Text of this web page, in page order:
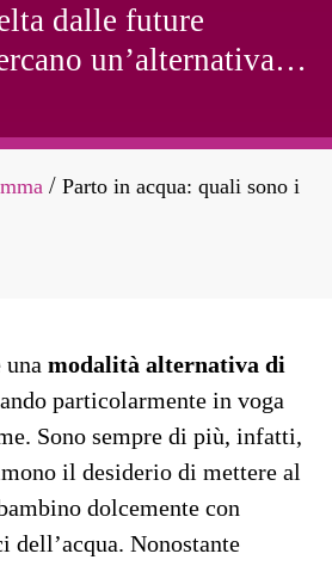
dalle future
un’alternativa
/ Parto in acqua: quali sono i
modalità alternativa di
particolarmente in voga
Sono sempre di più, infatti,
il desiderio di mettere al
dolcemente con
dell’acqua. Nonostante